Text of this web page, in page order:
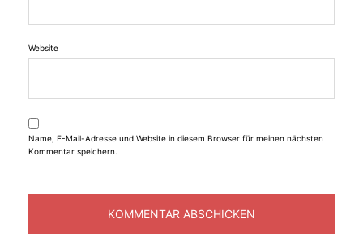
Website
Name, E-Mail-Adresse und Website in diesem Browser für meinen nächsten
Kommentar speichern.